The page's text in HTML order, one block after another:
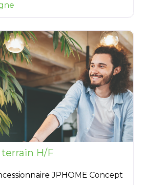
H/F
JPHOME Concept